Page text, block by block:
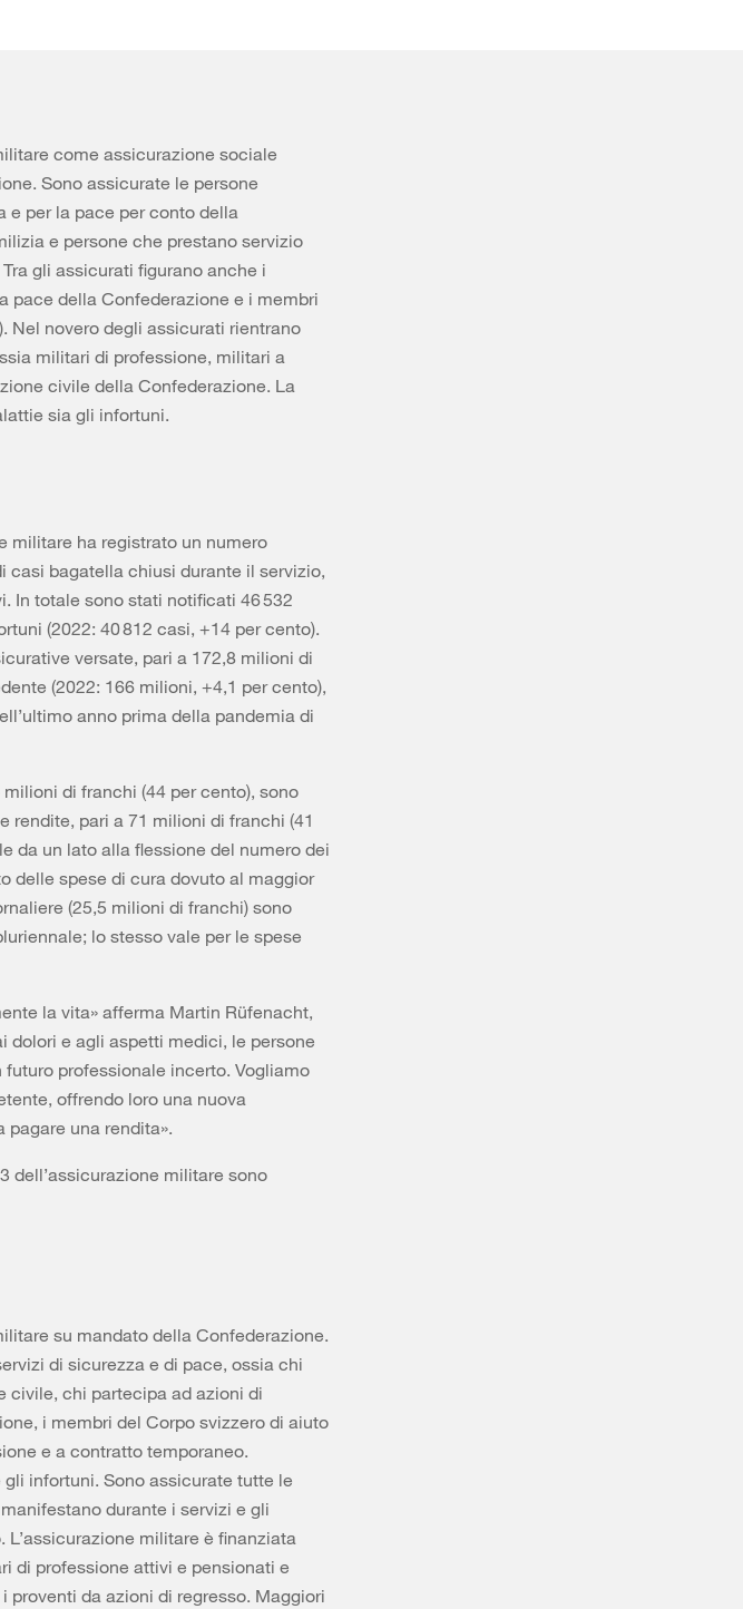
come assicurazione sociale
Sono assicurate le persone
e per la pace per conto della
e persone che prestano servizio
gli assicurati figurano anche i
pace della Confederazione e i membri
Nel novero degli assicurati rientrano
militari di professione, militari a
civile della Confederazione. La
sia gli infortuni.
militare ha registrato un numero
bagatella chiusi durante il servizio,
In totale sono stati notificati 46 532
(2022: 40 812 casi, +14 per cento).
versate, pari a 172,8 milioni di
(2022: 166 milioni, +4,1 per cento),
anno prima della pandemia di
di franchi (44 per cento), sono
rendite, pari a 71 milioni di franchi (41
da un lato alla flessione del numero dei
delle spese di cura dovuto al maggior
(25,5 milioni di franchi) sono
lo stesso vale per le spese
la vita» afferma Martin Rüfenacht,
dolori e agli aspetti medici, le persone
professionale incerto. Vogliamo
offrendo loro una nuova
una rendita».
dell’assicurazione militare sono
su mandato della Confederazione.
di sicurezza e di pace, ossia chi
civile, chi partecipa ad azioni di
i membri del Corpo svizzero di aiuto
e a contratto temporaneo.
infortuni. Sono assicurate tutte le
durante i servizi e gli
militare è finanziata
di professione attivi e pensionati e
da azioni di regresso. Maggiori